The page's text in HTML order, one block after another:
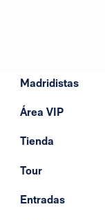
Madridistas
Área VIP
Tienda
Tour
Entradas